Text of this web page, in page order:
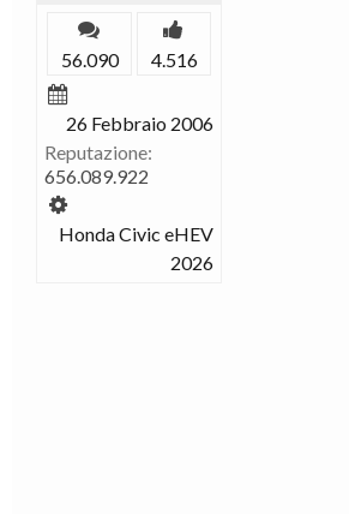
56.090 4.516
26 Febbraio 2006
Reputazione:
656.089.922
Honda Civic eHEV
2026